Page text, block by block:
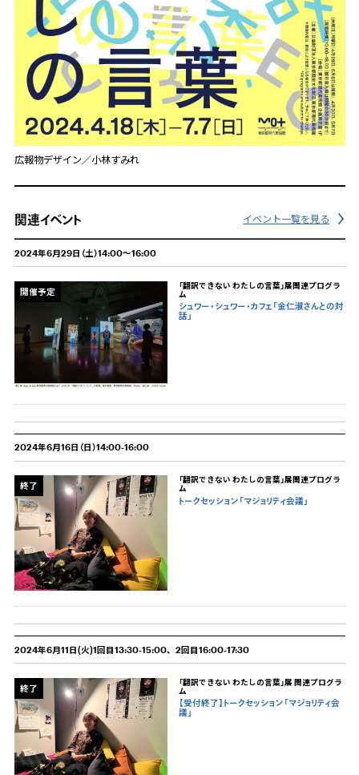
広報物デザイン／小林すみれ
関連イベント イベント一覧を見る
2024年6月29日（土）14:00～16:00
開催予定
「翻訳できない わたしの言葉」展関連プログラ
ム
シュワー・シュワー・カフェ「金仁淑さんとの対
話」
2024年6月16日（日）14:00-16:00
終了
「翻訳できない わたしの言葉」展関連プログラ
ム
トークセッション「マジョリティ会議」
2024年6月11日(火)1回目13:30-15:00、2回目16:00-17:30
終了
「翻訳できない わたしの言葉」展 関連プログラ
ム
【受付終了】トークセッション「マジョリティ会
議」